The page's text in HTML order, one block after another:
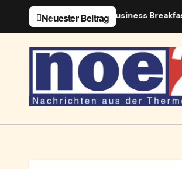
Neuester Beitrag
Erstes Business Breakfast in